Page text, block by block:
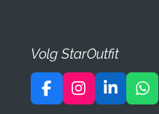
Volg StarOutfit
F
I
L
W